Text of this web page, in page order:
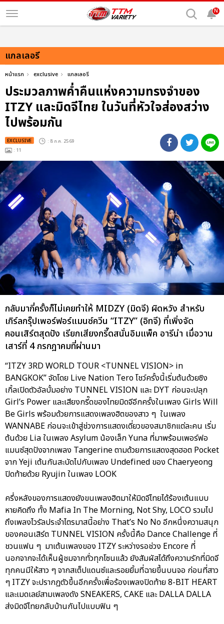
N
แกลเลอรี
หน้าแรก exclusive แกลเลอรี
ประมวลภาพค่ำคืนแห่งความทรงจำของ
ITZY และมิดจีไทย ในวันที่หัวใจส่องสว่าง
ไปพร้อมกัน
EXCLUSIVE : 8 ก.ค. 2569
: 11
กลับมากี่ครั้งก็ไม่เคยทำให้ MIDZY (มิดจี) ผิดหวัง สำหรับ
เกิร์ลกรุ๊ปเพอร์ฟอร์แมนซ์ควีน “ITZY” (อิทจี) ที่เพิ่งจัด
คอนเสิร์ตสุดปัง เรียกเสียงกรี๊ดสนั่นอิมแพ็ค อารีน่า เมื่อวาน
เสาร์ที่ 4 กรกฎาคมที่ผ่านมา
“ITZY 3RD WORLD TOUR <TUNNEL VISION> in
BANGKOK” จัดโดย Live Nation Tero โชว์ครั้งนี้เริ่มต้นด้วยซิง
เกิ้ลเปิดตัวอัลบั้มอย่าง TUNNEL VISION และ DYT ก่อนจะปลุก
Girl’s Power และเสียงกรี๊ดของไทยมิดจีอีกครั้งในเพลง Girls Will
Be Girls พร้อมด้วยการแสดงเพลงฮิตของสาว ๆ ในเพลง
WANNABE ก่อนจะเข้าสู่ช่วงการแสดงเดี่ยวของสมาชิกแต่ละคน เริ่ม
ต้นด้วย Lia ในเพลง Asylum น้องเล็ก Yuna ที่มาพร้อมเพอร์ฟอ
แมนซ์สุดปังจากเพลง Tangerine ตามด้วยการแสดงสุดฮอต Pocket
จาก Yeji เต้นกันสะบัดไปกับเพลง Undefined ของ Chaeryeong
ปิดท้ายด้วย Ryujin ในเพลง LOOK
ครึ่งหลังของการแสดงยังขนเพลงฮิตมาให้มิดจีไทยได้ร้องเต้นแบบ
หายคิดถึง ทั้ง Mafia In The Morning, Not Shy, LOCO รวมไป
ถึงเพลงไวรัลประจำไตรมาสนี้อย่าง That’s No No อีกหนึ่งความสนุก
ของคอนเสิร์ต TUNNEL VISION ครั้งนี้คือ Dance Challenge ที่
ชวนแฟน ๆ มาเต้นเพลงของ ITZY ระหว่างรอช่วง Encore ที่
นอกจากจะได้เห็นผู้ชมจากทั่วทุกโซนแล้ว ยังสัมผัสได้ถึงความรักที่มิดจี
ทุกคนมีให้สาว ๆ จากสเต็ปแดนซ์และรอยยิ้มที่ฉายขึ้นบนจอ ก่อนที่สาว
ๆ ITZY จะปรากฏตัวขึ้นอีกครั้งเพื่อร้องเพลงปิดท้าย 8-BIT HEART
และเมดเลย์สามเพลงดัง SNEAKERS, CAKE และ DALLA DALLA
ส่งมิดจีไทยกลับบ้านกันไปแบบฟิน ๆ